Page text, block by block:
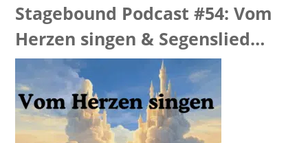
Stagebound Podcast #54: Vom
Herzen singen & Segenslied
Feedback